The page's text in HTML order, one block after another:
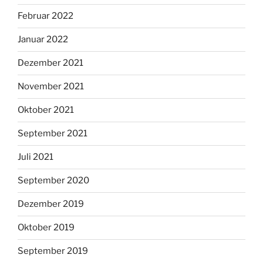
Februar 2022
Januar 2022
Dezember 2021
November 2021
Oktober 2021
September 2021
Juli 2021
September 2020
Dezember 2019
Oktober 2019
September 2019